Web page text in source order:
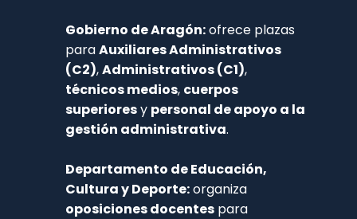
Gobierno de Aragón: ofrece plazas
para Auxiliares Administrativos
(C2), Administrativos (C1)
técnicos medios, cuerpos
superiores y personal de apoyo a la
gestión administrativa.
Departamento de Educación,
Cultura y Deporte:
oposiciones docentes